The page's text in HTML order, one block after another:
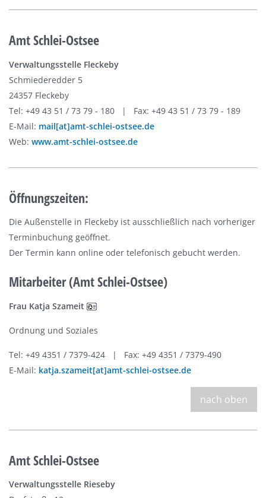
Amt Schlei-Ostsee
Verwaltungsstelle Fleckeby
Schmiederedder 5
24357 Fleckeby
Tel: +49 43 51 / 73 79 - 180 | Fax: +49 43 51 / 73 79 - 189
E-Mail: mail[at]amt-schlei-ostsee.de
Web: www.amt-schlei-ostsee.de
Öffnungszeiten:
Die Außenstelle in Fleckeby ist ausschließlich nach vorheriger
Terminbuchung geöffnet.
Der Termin kann online oder telefonisch gebucht werden.
Mitarbeiter (Amt Schlei-Ostsee)
Frau Katja Szameit
Ordnung und Soziales
Tel: +49 4351 / 7379-424 | Fax: +49 4351 / 7379-490
E-Mail: katja.szameit[at]amt-schlei-ostsee.de
nach oben
Amt Schlei-Ostsee
Verwaltungsstelle Rieseby